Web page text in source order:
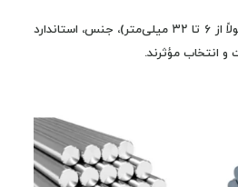
ویژگی‌هایی مانند قطر (معمولاً از ۶ تا ۳۲ میلی‌متر)، جنس، استاندارد
و انتخاب مؤثرند.